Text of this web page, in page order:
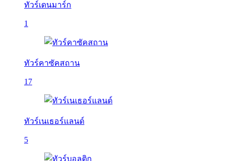
ทัวร์เดนมาร์ก
1
ทัวร์คาซัคสถาน
17
ทัวร์เนเธอร์แลนด์
5